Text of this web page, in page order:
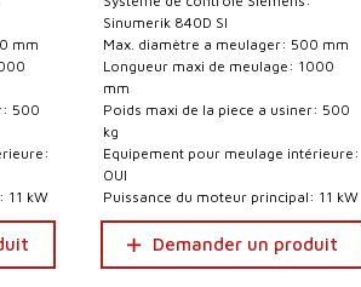
mm
500
11 kW
Sinumerik 840D Sl
Max. diamètre a meulager: 500 mm
Longueur maxi de meulage: 1000
mm
Poids maxi de la piece a usiner: 500
kg
Equipement pour meulage intérieure:
OUI
Puissance du moteur principal: 11 kW
Demander un produit